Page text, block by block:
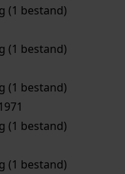
(1 bestand)
(1 bestand)
(1 bestand)
(1 bestand)
(1 bestand)